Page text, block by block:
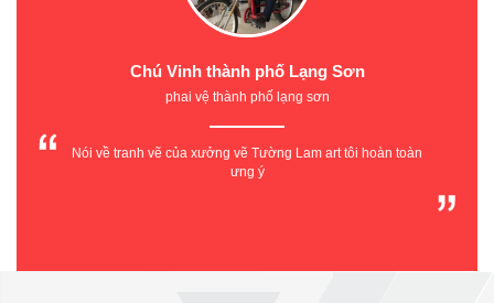
Chú Vinh thành phố Lạng Sơn
phai vệ thành phố lạng sơn
Nói về tranh vẽ của xưởng vẽ Tường Lam art tôi hoàn toàn
ưng ý